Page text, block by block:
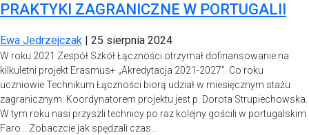
PRAKTYKI ZAGRANICZNE W PORTUGALII
Ewa Jedrzejczak | 25 sierpnia 2024
W roku 2021 Zespół Szkół Łączności otrzymał dofinansowanie na
kilkuletni projekt Erasmus+ „Akredytacja 2021-2027”. Co roku
uczniowie Technikum Łączności biorą udział w miesięcznym stażu
zagranicznym. Koordynatorem projektu jest p. Dorota Strupiechowska.
W tym roku nasi przyszli technicy po raz kolejny gościli w portugalskim
Faro… Zobaczcie jak spędzali czas…